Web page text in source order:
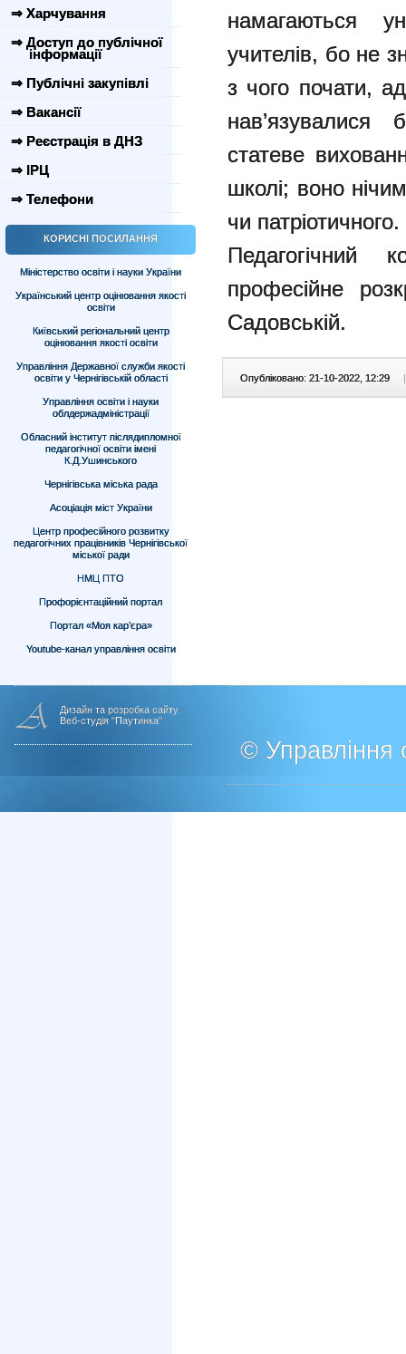
⇒ Харчування
⇒ Доступ до публічної
інформації
⇒ Публічні закупівлі
⇒ Вакансії
⇒ Реєстрація в ДНЗ
⇒ ІРЦ
⇒ Телефони
КОРИСНІ ПОСИЛАННЯ
Міністерство освіти і науки України
Український центр оцінювання якості
освіти
Київський регіональний центр
оцінювання якості освіти
Управління Державної служби якості
освіти у Чернігівській області
Управління освіти і науки
облдержадміністрації
Обласний інститут післядипломної
педагогічної освіти імені
К.Д.Ушинського
Чернігівська міська рада
Асоціація міст України
Центр професійного розвитку
педагогічних працівників Чернігівської
міської ради
НМЦ ПТО
Профорієнтаційний портал
Портал «Моя кар’єра»
Youtube-канал управління освіти
намагаються
учителів, бо не
з чого почати,
нав’язувалися
статеве
школі; воно
чи патріотичного.
професійне
Садовській.
Опубліковано: 21-10-2022, 12:29 |
Дизайн та розробка сайту
Веб-студія "Паутинка"
© Управління